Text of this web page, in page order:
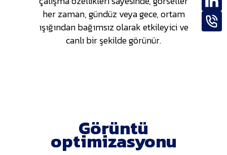
her zaman, gündüz veya gece, ortam
ışığından bağımsız olarak etkileyici ve
canlı bir şekilde görünür.
Görüntü
optimizasyonu